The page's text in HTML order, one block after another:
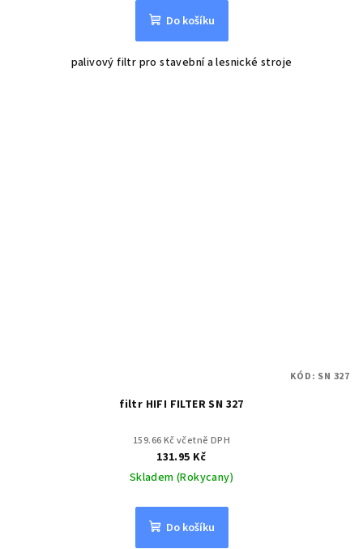
Do košíku
palivový filtr pro stavební a lesnické stroje
filtr HIFI FILTER SN 327
159.66 Kč včetně DPH
131.95 Kč
Skladem (Rokycany)
Do košíku
KÓD: SN 327